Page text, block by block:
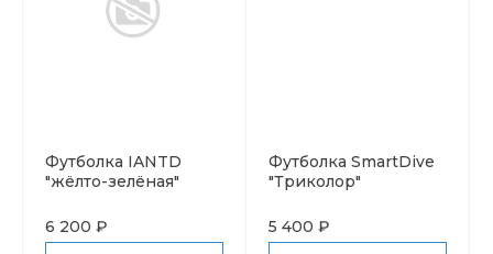
Футболка IANTD
"жёлто-зелёная"
6 200 ₽
Футболка SmartDive
"Триколор"
5 400 ₽